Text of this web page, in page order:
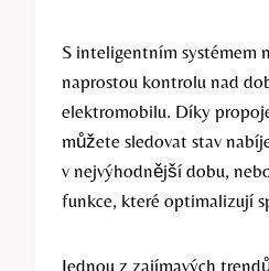
S inteligentním systémem
naprostou kontrolu nad
elektromobilu. Díky
můžete sledovat stav
v nejvýhodnější dobu,
funkce, které optimalizují
Jednou z zajímavých